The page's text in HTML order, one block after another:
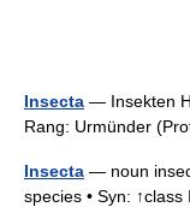
Insecta — Insekten
Rang: Urmünder
Insecta — noun
species • Syn: